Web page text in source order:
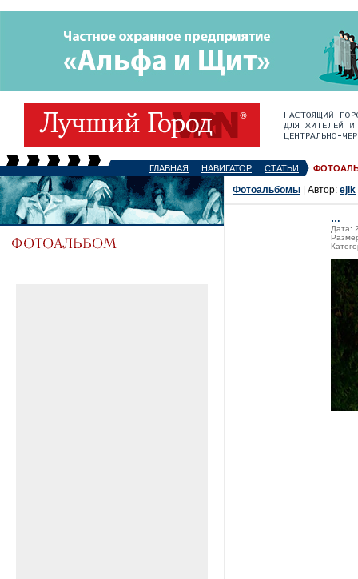
ГЛАВНАЯ НАВИГАТОР СТАТЬИ
Фотоальбомы | Автор: ejik
…
Дата: